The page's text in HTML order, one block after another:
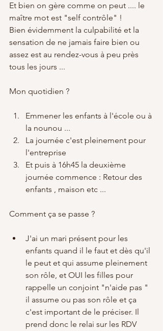
Et bien on gère comme on peut .... le
maître mot est "self contrôle" !
Bien évidemment la culpabilité et la
sensation de ne jamais faire bien ou
assez est au rendez-vous à peu près
tous les jours ...
Mon quotidien ?
Emmener les enfants à l'école ou à
la nounou ...
La journée c'est pleinement pour
l'entreprise
Et puis à 16h45 la deuxième
journée commence : Retour des
enfants , maison etc ...
Comment ça se passe ?
J'ai un mari présent pour les
enfants quand il le faut et dès qu'il
le peut et qui assume pleinement
son rôle, et OUI les filles pour
rappelle un conjoint "n'aide pas "
il assume ou pas son rôle et ça
c'est important de le préciser. Il
prend donc le relai sur les RDV